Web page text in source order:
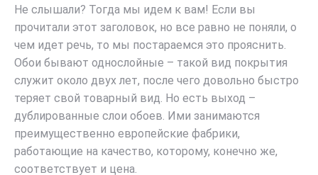
Не слышали? Тогда мы идем к вам! Если вы
прочитали этот заголовок, но все равно не поняли, о
чем идет речь, то мы постараемся это прояснить.
Обои бывают однослойные – такой вид покрытия
служит около двух лет, после чего довольно быстро
теряет свой товарный вид. Но есть выход –
дублированные слои обоев. Ими занимаются
преимущественно европейские фабрики,
работающие на качество, которому, конечно же,
соответствует и цена.